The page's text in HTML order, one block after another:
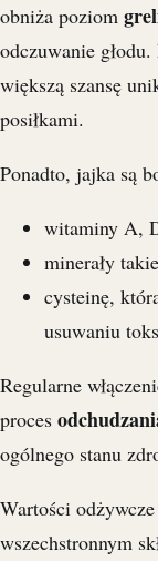
obniża poziom
odczuwanie
większą szansę
posiłkami.
Ponadto, jajka są
witaminy A,
minerały
cysteinę,
usuwaniu
Regularne
proces
ogólnego stanu
Wartości
wszechstronnym